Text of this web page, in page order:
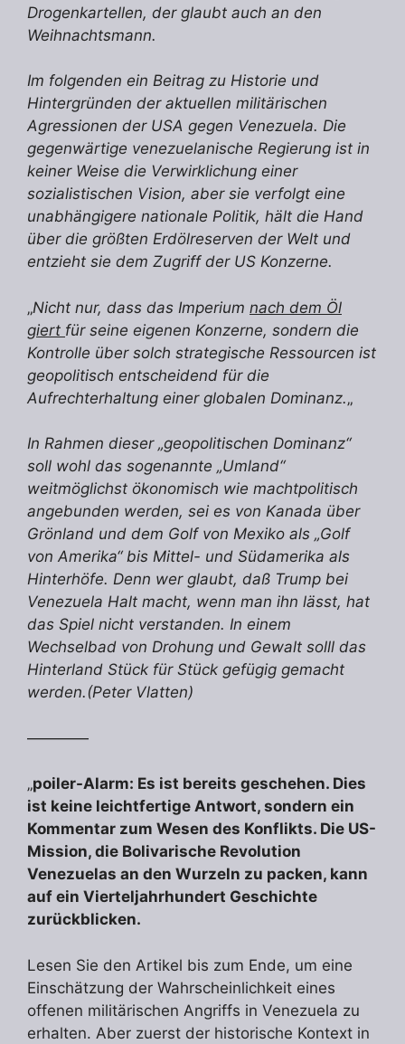
Drogenkartellen, der glaubt auch an den
Weihnachtsmann.
Im folgenden ein Beitrag zu Historie und
Hintergründen der aktuellen militärischen
Agressionen der USA gegen Venezuela. Die
gegenwärtige venezuelanische Regierung ist in
keiner Weise die Verwirklichung einer
sozialistischen Vision, aber sie verfolgt eine
unabhängigere nationale Politik, hält die Hand
über die größten Erdölreserven der Welt und
entzieht sie dem Zugriff der US Konzerne.
„Nicht nur, dass das Imperium nach dem Öl
giert für seine eigenen Konzerne, sondern die
Kontrolle über solch strategische Ressourcen ist
geopolitisch entscheidend für die
Aufrechterhaltung einer globalen Dominanz.„
In Rahmen dieser „geopolitischen Dominanz“
soll wohl das sogenannte „Umland“
weitmöglichst ökonomisch wie machtpolitisch
angebunden werden, sei es von Kanada über
Grönland und dem Golf von Mexiko als „Golf
von Amerika“ bis Mittel- und Südamerika als
Hinterhöfe. Denn wer glaubt, daß Trump bei
Venezuela Halt macht, wenn man ihn lässt, hat
das Spiel nicht verstanden. In einem
Wechselbad von Drohung und Gewalt solll das
Hinterland Stück für Stück gefügig gemacht
werden. (Peter Vlatten)
————
„poiler-Alarm: Es ist bereits geschehen. Dies
ist keine leichtfertige Antwort, sondern ein
Kommentar zum Wesen des Konflikts. Die US-
Mission, die Bolivarische Revolution
Venezuelas an den Wurzeln zu packen, kann
auf ein Vierteljahrhundert Geschichte
zurückblicken.
Lesen Sie den Artikel bis zum Ende, um eine
Einschätzung der Wahrscheinlichkeit eines
offenen militärischen Angriffs in Venezuela zu
erhalten. Aber zuerst der historische Kontext in